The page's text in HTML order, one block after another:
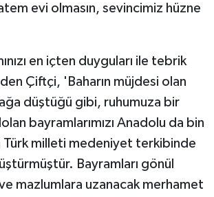
evi olmasın, sevincimiz hüzne
en içten duyguları ile tebrik
Çiftçi, 'Baharın müjdesi olan
düştüğü gibi, ruhumuza bir
bayramlarımızı Anadolu da bin
Türk milleti medeniyet terkibinde
Bayramları gönül
mazlumlara uzanacak merhamet